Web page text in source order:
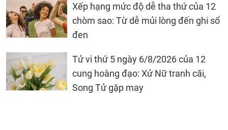
Xếp hạng mức độ dễ tha thứ của 12
chòm sao: Từ dễ mủi lòng đến ghi sổ
đen
Tử vi thứ 5 ngày 6/8/2026 của 12
cung hoàng đạo: Xử Nữ tranh cãi,
Song Tử gặp may